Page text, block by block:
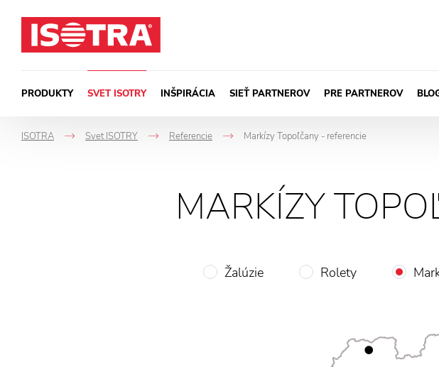
PRODUKTY SVET ISOTRY INŠPIRÁCIA SIEŤ PARTNEROV PRE PARTNEROV
ISOTRA
->
Svet ISOTRY
->
Referencie Markízy Topoľčany - referencie
MARKÍZY
Žalúzie Rolety